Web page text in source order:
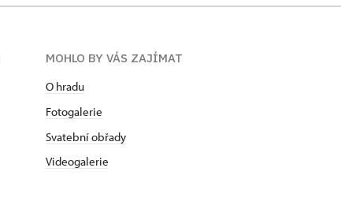
MOHLO BY VÁS ZAJÍMAT
O hradu
Fotogalerie
Svatební obřady
Videogalerie